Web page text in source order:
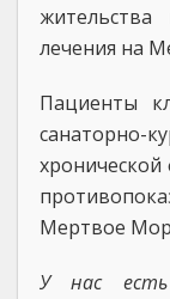
лечения на
Пациенты
хронической
Мертвое
У нас есть